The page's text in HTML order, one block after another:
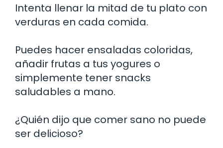
Intenta llenar la mitad de tu plato con
verduras en cada comida.
Puedes hacer ensaladas coloridas,
añadir frutas a tus yogures o
simplemente tener snacks
saludables a mano.
¿Quién dijo que comer sano no puede
ser delicioso?